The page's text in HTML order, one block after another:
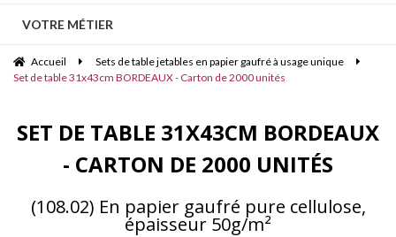
VOTRE MÉTIER
Accueil
Sets de table jetables en papier gaufré à usage unique
Set de table 31x43cm BORDEAUX - Carton de 2000 unités
SET DE TABLE 31X43CM BORDEAUX
- CARTON DE 2000 UNITÉS
(108.02) En papier gaufré pure cellulose,
épaisseur 50g/m²